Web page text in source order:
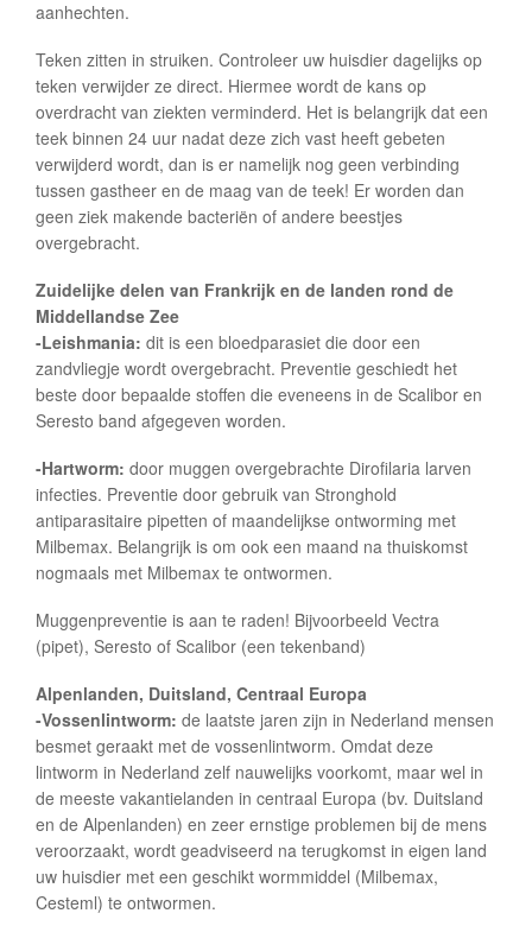
aanhechten.
Teken zitten in struiken. Controleer uw huisdier dagelijks op
teken verwijder ze direct. Hiermee wordt de kans op
overdracht van ziekten verminderd. Het is belangrijk dat een
teek binnen 24 uur nadat deze zich vast heeft gebeten
verwijderd wordt, dan is er namelijk nog geen verbinding
tussen gastheer en de maag van de teek! Er worden dan
geen ziek makende bacteriën of andere beestjes
overgebracht.
Zuidelijke delen van Frankrijk en de landen rond de
Middellandse Zee
-Leishmania: dit is een bloedparasiet die door een
zandvliegje wordt overgebracht. Preventie geschiedt het
beste door bepaalde stoffen die eveneens in de Scalibor en
Seresto band afgegeven worden.
-Hartworm: door muggen overgebrachte Dirofilaria larven
infecties. Preventie door gebruik van Stronghold
antiparasitaire pipetten of maandelijkse ontworming met
Milbemax. Belangrijk is om ook een maand na thuiskomst
nogmaals met Milbemax te ontwormen.
Muggenpreventie is aan te raden! Bijvoorbeeld Vectra
(pipet), Seresto of Scalibor (een tekenband)
Alpenlanden, Duitsland, Centraal Europa
-Vossenlintworm: de laatste jaren zijn in Nederland mensen
besmet geraakt met de vossenlintworm. Omdat deze
lintworm in Nederland zelf nauwelijks voorkomt, maar wel in
de meeste vakantielanden in centraal Europa (bv. Duitsland
en de Alpenlanden) en zeer ernstige problemen bij de mens
veroorzaakt, wordt geadviseerd na terugkomst in eigen land
uw huisdier met een geschikt wormmiddel (Milbemax,
Cesteml) te ontwormen.